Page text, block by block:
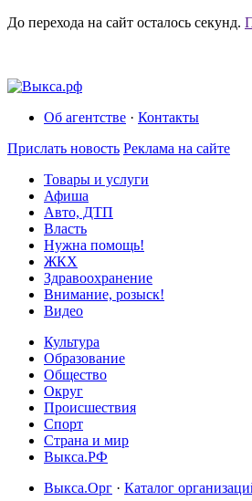
До перехода на сайт осталось секунд.
Об агентстве · Контакты
Прислать новость Реклама на сайте
Товары и услуги
Афиша
Авто, ДТП
Власть
Нужна помощь!
ЖКХ
Здравоохранение
Внимание, розыск!
Видео
Культура
Образование
Общество
Округ
Происшествия
Спорт
Страна и мир
Выкса.РФ
Выкса.Орг · Каталог